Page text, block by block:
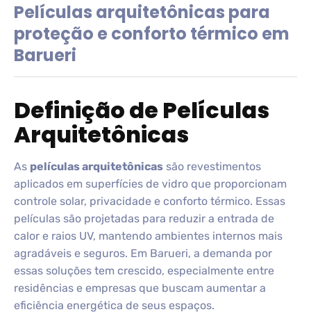
Películas arquitetônicas para
proteção e conforto térmico em
Barueri
Definição de Películas
Arquitetônicas
As películas arquitetônicas são revestimentos
aplicados em superfícies de vidro que proporcionam
controle solar, privacidade e conforto térmico. Essas
películas são projetadas para reduzir a entrada de
calor e raios UV, mantendo ambientes internos mais
agradáveis e seguros. Em Barueri, a demanda por
essas soluções tem crescido, especialmente entre
residências e empresas que buscam aumentar a
eficiência energética de seus espaços.